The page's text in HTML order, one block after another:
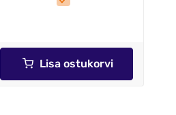
Lisa ostukorvi